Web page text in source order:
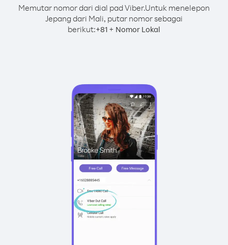
Memutar nomor dari dial pad Viber.Untuk menelepon
Jepang dari Mali, putar nomor sebagai
berikut:+81 + Nomor Lokal